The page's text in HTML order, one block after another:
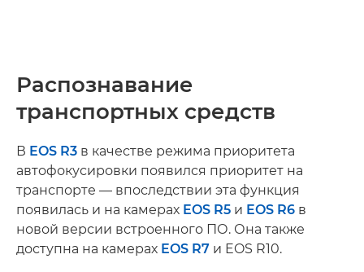
Распознавание
транспортных средств
В EOS R3 в качестве режима приоритета
автофокусировки появился приоритет на
транспорте — впоследствии эта функция
появилась и на камерах EOS R5 и EOS R6 в
новой версии встроенного ПО. Она также
доступна на камерах EOS R7 и EOS R10.